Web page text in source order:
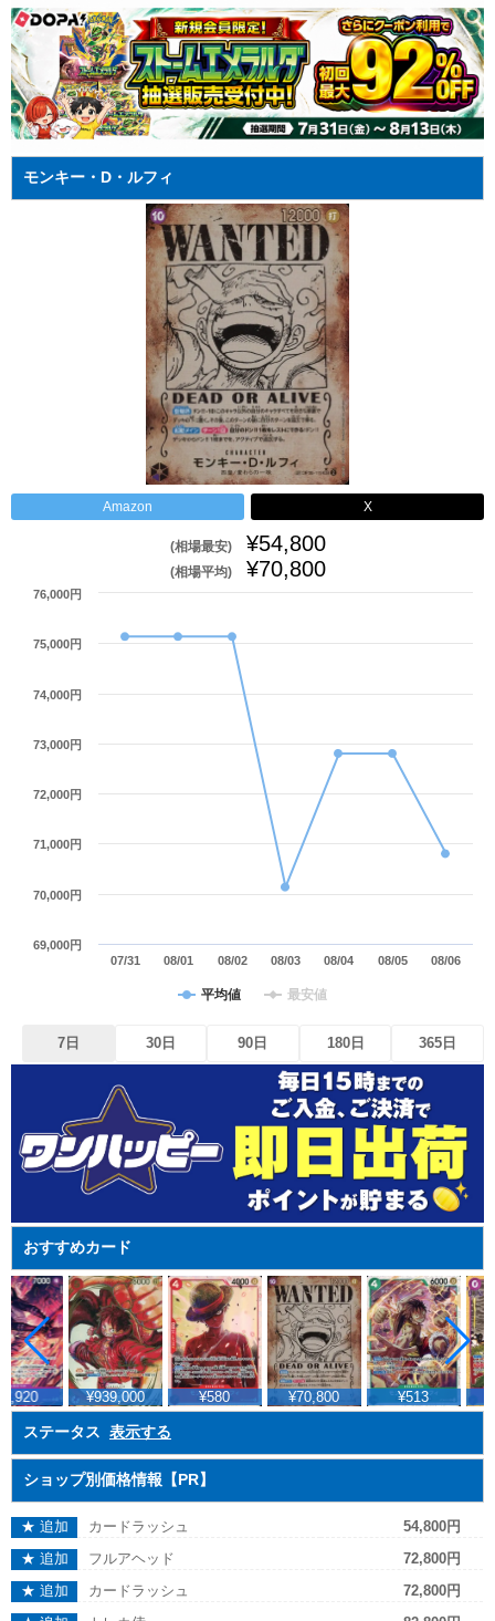
モンキー・D・ルフィ
Amazon X
(相場最安) ¥54,800
(相場平均) ¥70,800
平均値 最安値
07/31 08/01 08/02 08/03 08/04 08/05 08/06
69,000円
70,000円
71,000円
72,000円
73,000円
74,000円
75,000円
76,000円
7日 30日 90日 180日 365日
おすすめカード
¥939,000 ¥580 ¥70,800 ¥513
ステータス 表示する
ショップ別価格情報【PR】
★ 追加 カードラッシュ
54,800円
★ 追加
フルアヘッド
72,800円
★ 追加
カードラッシュ
72,800円